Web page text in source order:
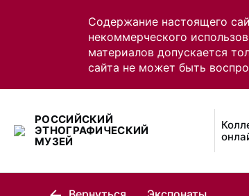
Содержание настоящего
некоммерческого
материалов допускается
сайта не может быть
РОССИЙСКИЙ
ЭТНОГРАФИЧЕСКИЙ
МУЗЕЙ